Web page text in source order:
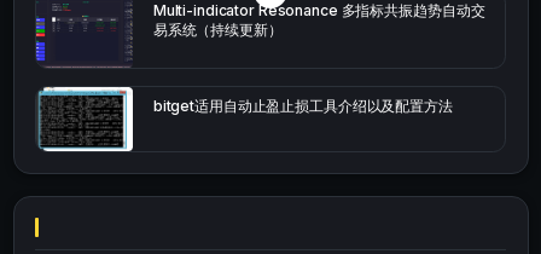
Multi-indicator Resonance 多指标共振趋势自动交
易系统（持续更新）
bitget适用自动止盈止损工具介绍以及配置方法